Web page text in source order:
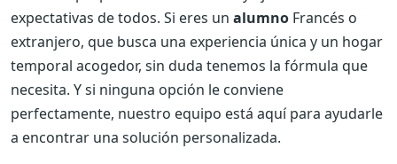
expectativas de todos. Si eres un alumno Francés o
extranjero, que busca una experiencia única y un hogar
temporal acogedor, sin duda tenemos la fórmula que
necesita. Y si ninguna opción le conviene
perfectamente, nuestro equipo está aquí para ayudarle
a encontrar una solución personalizada.